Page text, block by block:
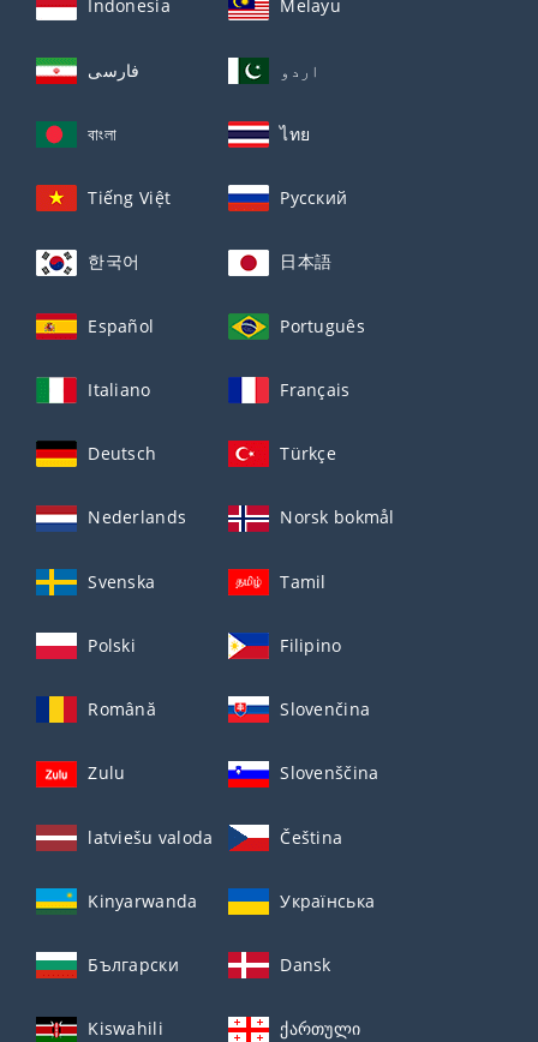
Indonesia Melayu
فارسی اردو
বাংলা ไทย
Tiếng Việt Русский
한국어 日本語
Español Português
Italiano Français
Deutsch Türkçe
Nederlands Norsk bokmål
Svenska Tamil
Polski Filipino
Română Slovenčina
Zulu Slovenščina
latviešu valoda Čeština
Kinyarwanda Українська
Български Dansk
Kiswahili ქართული